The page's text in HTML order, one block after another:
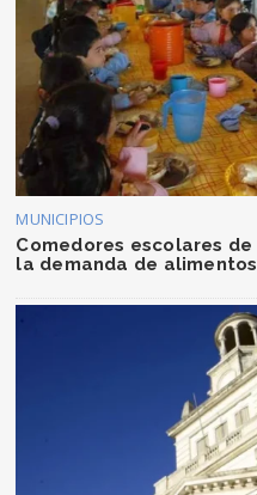
MUNICIPIOS
Comedores escolares de
la demanda de alimentos